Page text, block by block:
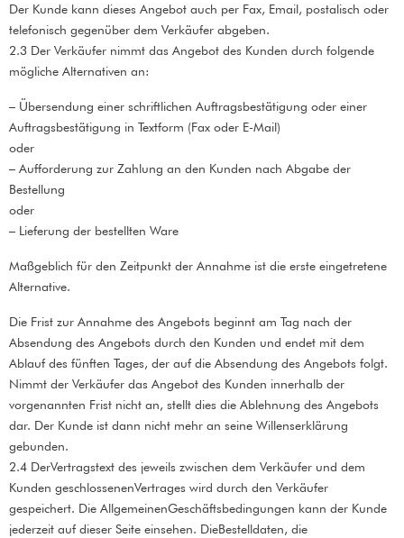
Der Kunde kann dieses Angebot auch per Fax, Email, postalisch oder
telefonisch gegenüber dem Verkäufer abgeben.
2.3 Der Verkäufer nimmt das Angebot des Kunden durch folgende
mögliche Alternativen an:
– Übersendung einer schriftlichen Auftragsbestätigung oder einer
Auftragsbestätigung in Textform (Fax oder E-Mail)
oder
– Aufforderung zur Zahlung an den Kunden nach Abgabe der
Bestellung
oder
– Lieferung der bestellten Ware
Maßgeblich für den Zeitpunkt der Annahme ist die erste eingetretene
Alternative.
Die Frist zur Annahme des Angebots beginnt am Tag nach der
Absendung des Angebots durch den Kunden und endet mit dem
Ablauf des fünften Tages, der auf die Absendung des Angebots folgt.
Nimmt der Verkäufer das Angebot des Kunden innerhalb der
vorgenannten Frist nicht an, stellt dies die Ablehnung des Angebots
dar. Der Kunde ist dann nicht mehr an seine Willenserklärung
gebunden.
2.4 DerVertragstext des jeweils zwischen dem Verkäufer und dem
Kunden geschlossenenVertrages wird durch den Verkäufer
gespeichert. Die AllgemeinenGeschäftsbedingungen kann der Kunde
jederzeit auf dieser Seite einsehen. DieBestelldaten, die